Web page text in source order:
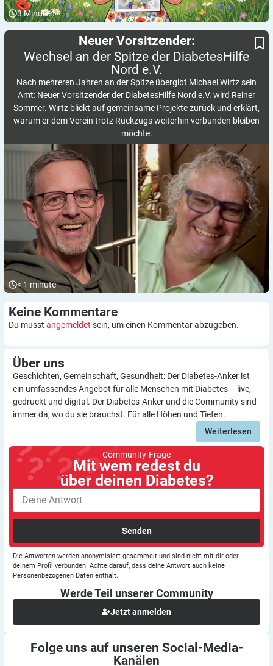
3Minuten
Neuer Vorsitzender:
Wechsel an der Spitze der DiabetesHilfe Nord e.V.
Neuer Vorsitzender:
Wechsel an der Spitze der DiabetesHilfe
Nord e.V.
Nach mehreren Jahren an der Spitze übergibt Michael Wirtz sein
Amt: Neuer Vorsitzender der DiabetesHilfe Nord e.V. wird Reiner
Sommer. Wirtz blickt auf gemeinsame Projekte zurück und erklärt,
warum er dem Verein trotz Rückzugs weiterhin verbunden bleiben
möchte.
< 1 minute
Keine Kommentare
Du musst angemeldet sein, um einen Kommentar abzugeben.
Über uns
Geschichten, Gemeinschaft, Gesundheit: Der Diabetes-Anker ist
ein umfassendes Angebot für alle Menschen mit Diabetes – live,
gedruckt und digital. Der Diabetes-Anker und die Community sind
immer da, wo du sie brauchst. Für alle Höhen und Tiefen.
Weiterlesen
Community-Frage
Mit wem redest du
über deinen Diabetes?
Senden
Die Antworten werden anonymisiert gesammelt und sind nicht mit dir oder
deinem Profil verbunden. Achte darauf, dass deine Antwort auch keine
Personenbezogenen Daten enthält.
Werde Teil unserer Community
Jetzt anmelden
Folge uns auf unseren Social-Media-
Kanälen